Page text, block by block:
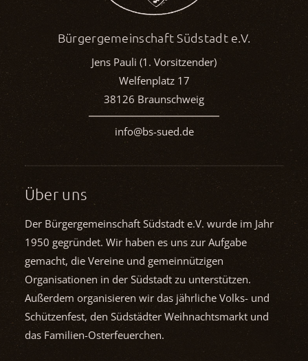
Bürgergemeinschaft Südstadt e.V.
Jens Pauli (1. Vorsitzender)
Welfenplatz 17
38126 Braunschweig
info@bs-sued.de
Über uns
Der Bürgergemeinschaft Südstadt e.V. wurde im Jahr
1950 gegründet. Wir haben es uns zur Aufgabe
gemacht, die Vereine und gemein­nützigen
Organisationen in der Südstadt zu unterstützen.
Außerdem organisieren wir das jährliche Volks- und
Schützenfest, den Südstädter Weihnachts­markt und
das Familien-Osterfeuerchen.